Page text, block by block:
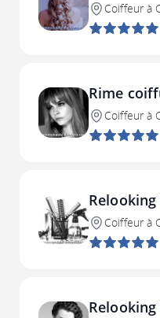
Coiffeur à
Rime
Coiffeur à
Biard
Coiffeur à